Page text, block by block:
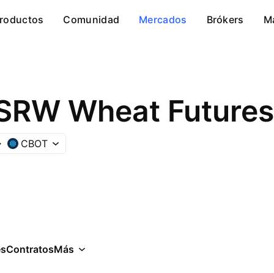
Comunidad Mercados Brókers
Wheat
CBOT
ContratosMás